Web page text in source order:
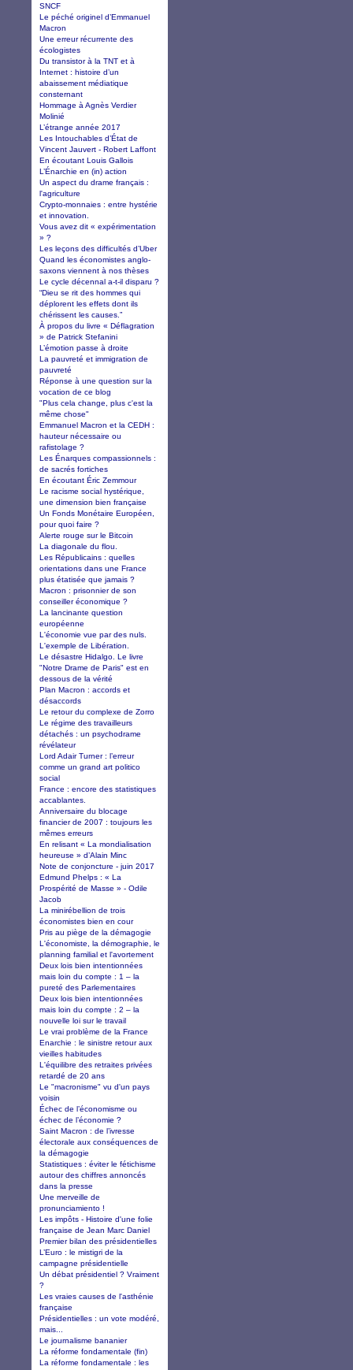
SNCF
Le péché originel d’Emmanuel
Macron
Une erreur récurrente des
écologistes
Du transistor à la TNT et à
Internet : histoire d’un
abaissement médiatique
consternant
Hommage à Agnès Verdier
Molinié
L’étrange année 2017
Les Intouchables d’État de
Vincent Jauvert - Robert Laffont
En écoutant Louis Gallois
L’Énarchie en (in) action
Un aspect du drame français :
l'agriculture
Crypto-monnaies : entre hystérie
et innovation.
Vous avez dit « expérimentation
» ?
Les leçons des difficultés d’Uber
Quand les économistes anglo-
saxons viennent à nos thèses
Le cycle décennal a-t-il disparu ?
“Dieu se rit des hommes qui
déplorent les effets dont ils
chérissent les causes.”
À propos du livre « Déflagration
» de Patrick Stefanini
L’émotion passe à droite
La pauvreté et immigration de
pauvreté
Réponse à une question sur la
vocation de ce blog
"Plus cela change, plus c'est la
même chose"
Emmanuel Macron et la CEDH :
hauteur nécessaire ou
rafistolage ?
Les Énarques compassionnels :
de sacrés fortiches
En écoutant Éric Zemmour
Le racisme social hystérique,
une dimension bien française
Un Fonds Monétaire Européen,
pour quoi faire ?
Alerte rouge sur le Bitcoin
La diagonale du flou.
Les Républicains : quelles
orientations dans une France
plus étatisée que jamais ?
Macron : prisonnier de son
conseiller économique ?
La lancinante question
européenne
L'économie vue par des nuls.
L'exemple de Libération.
Le désastre Hidalgo. Le livre
"Notre Drame de Paris" est en
dessous de la vérité
Plan Macron : accords et
désaccords
Le retour du complexe de Zorro
Le régime des travailleurs
détachés : un psychodrame
révélateur
Lord Adair Turner : l’erreur
comme un grand art politico
social
France : encore des statistiques
accablantes.
Anniversaire du blocage
financier de 2007 : toujours les
mêmes erreurs
En relisant « La mondialisation
heureuse » d’Alain Minc
Note de conjoncture - juin 2017
Edmund Phelps : « La
Prospérité de Masse » - Odile
Jacob
La minirébellion de trois
économistes bien en cour
Pris au piège de la démagogie
L'économiste, la démographie, le
planning familial et l'avortement
Deux lois bien intentionnées
mais loin du compte : 1 – la
pureté des Parlementaires
Deux lois bien intentionnées
mais loin du compte : 2 – la
nouvelle loi sur le travail
Le vrai problème de la France
Enarchie : le sinistre retour aux
vieilles habitudes
L'équilibre des retraites privées
retardé de 20 ans
Le "macronisme" vu d'un pays
voisin
Échec de l’économisme ou
échec de l’économie ?
Saint Macron : de l’ivresse
électorale aux conséquences de
la démagogie
Statistiques : éviter le fétichisme
autour des chiffres annoncés
dans la presse
Une merveille de
pronunciamiento !
Les impôts - Histoire d'une folie
française de Jean Marc Daniel
Premier bilan des présidentielles
L’Euro : le mistigri de la
campagne présidentielle
Un débat présidentiel ? Vraiment
?
Les vraies causes de l'asthénie
française
Présidentielles : un vote modéré,
mais...
Le journalisme bananier
La réforme fondamentale (fin)
La réforme fondamentale : les